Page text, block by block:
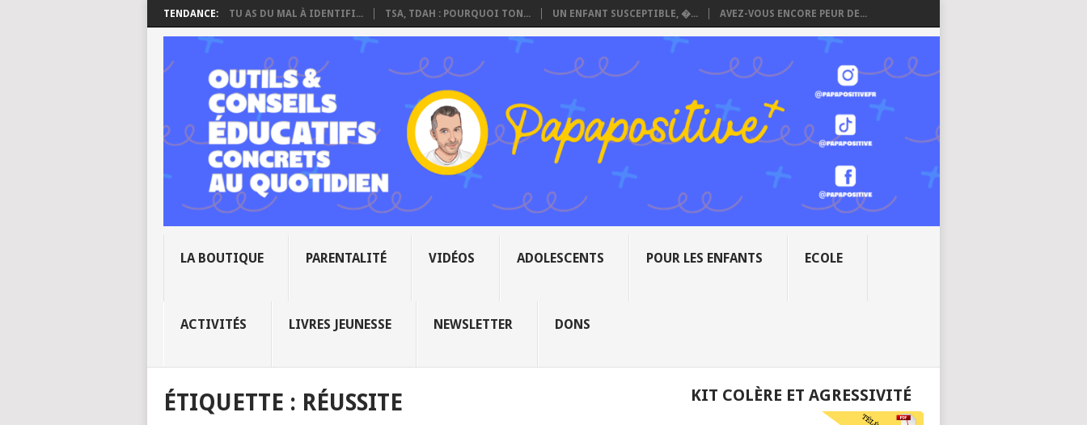
TENDANCE: TU AS DU MAL À IDENTIFI... TSA, TDAH : POURQUOI TON... UN ENFANT SUSCEPTIBLE, �... AVEZ-VOUS ENCORE PEUR DE...
LA BOUTIQUE PARENTALITÉ VIDÉOS ADOLESCENTS POUR LES ENFANTS ECOLE
ACTIVITÉS LIVRES JEUNESSE NEWSLETTER DONS
ÉTIQUETTE : RÉUSSITE KIT COLÈRE ET AGRESSIVITÉ